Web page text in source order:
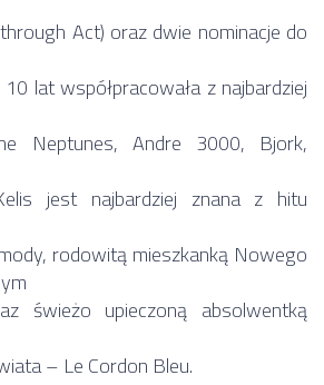
Act) oraz dwie nominacje do
lat współpracowała z najbardziej
Neptunes, Andre 3000, Bjork,
jest najbardziej znana z hitu
rodowitą mieszkanką Nowego
świeżo upieczoną absolwentką
– Le Cordon Bleu.